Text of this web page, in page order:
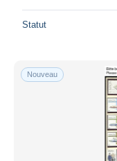
Statut
Nouveau